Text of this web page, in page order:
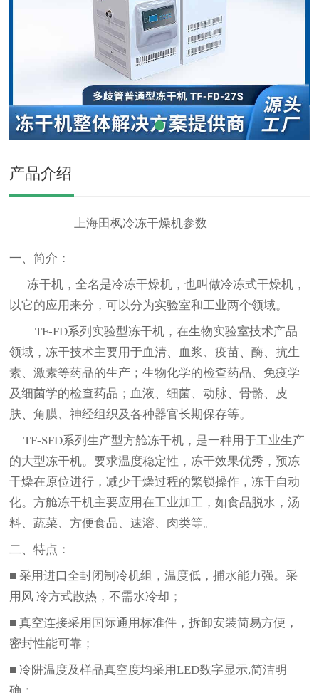
产品介绍
上海田枫冷冻干燥机参数
一、简介：
冻干机，全名是冷冻干燥机，也叫做冷冻式干燥机，
以它的应用来分，可以分为实验室和工业两个领域。
TF-FD系列实验型冻干机，在生物实验室技术产品
领域，冻干技术主要用于血清、血浆、疫苗、酶、抗生
素、激素等药品的生产；生物化学的检查药品、免疫学
及细菌学的检查药品；血液、细菌、动脉、骨骼、皮
肤、角膜、神经组织及各种器官长期保存等。
TF-SFD系列生产型方舱冻干机，是一种用于工业生产
的大型冻干机。要求温度稳定性，冻干效果优秀，预冻
干燥在原位进行，减少干燥过程的繁锁操作，冻干自动
化。方舱冻干机主要应用在工业加工，如食品脱水，汤
料、蔬菜、方便食品、速溶、肉类等。
二、特点：
■ 采用进口全封闭制冷机组，温度低，捕水能力强。采
用风 冷方式散热，不需水冷却；
■真空连接采用国际通用标准件，拆卸安装简易方便，
密封性能可靠；
■冷阱温度及样品真空度均采用LED数字显示,简洁明